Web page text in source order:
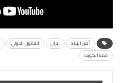
أمير البلاد إيران القانون الدولي
قمة الكويت